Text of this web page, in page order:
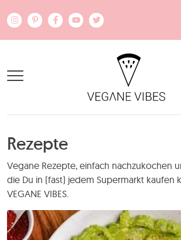
Rezepte
Vegane Rezepte, einfach nachzukochen
die Du in (fast) jedem Supermarkt kaufen
VEGANE VIBES.